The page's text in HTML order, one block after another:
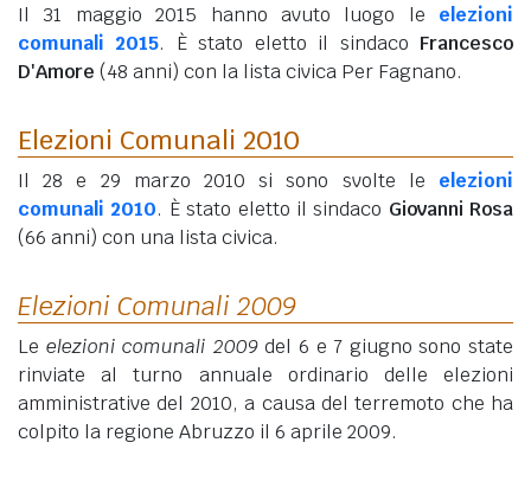
Il 31 maggio 2015 hanno avuto luogo le elezioni
comunali 2015. È stato eletto il sindaco Francesco
D'Amore (48 anni) con la lista civica Per Fagnano.
Elezioni Comunali 2010
Il 28 e 29 marzo 2010 si sono svolte le elezioni
comunali 2010. È stato eletto il sindaco Giovanni Rosa
(66 anni) con una lista civica.
Elezioni Comunali 2009
Le elezioni comunali 2009del 6 e 7 giugno sono state
rinviate al turno annuale ordinario delle elezioni
amministrative del 2010, a causa del terremoto che ha
colpito la regione Abruzzo il 6 aprile 2009.